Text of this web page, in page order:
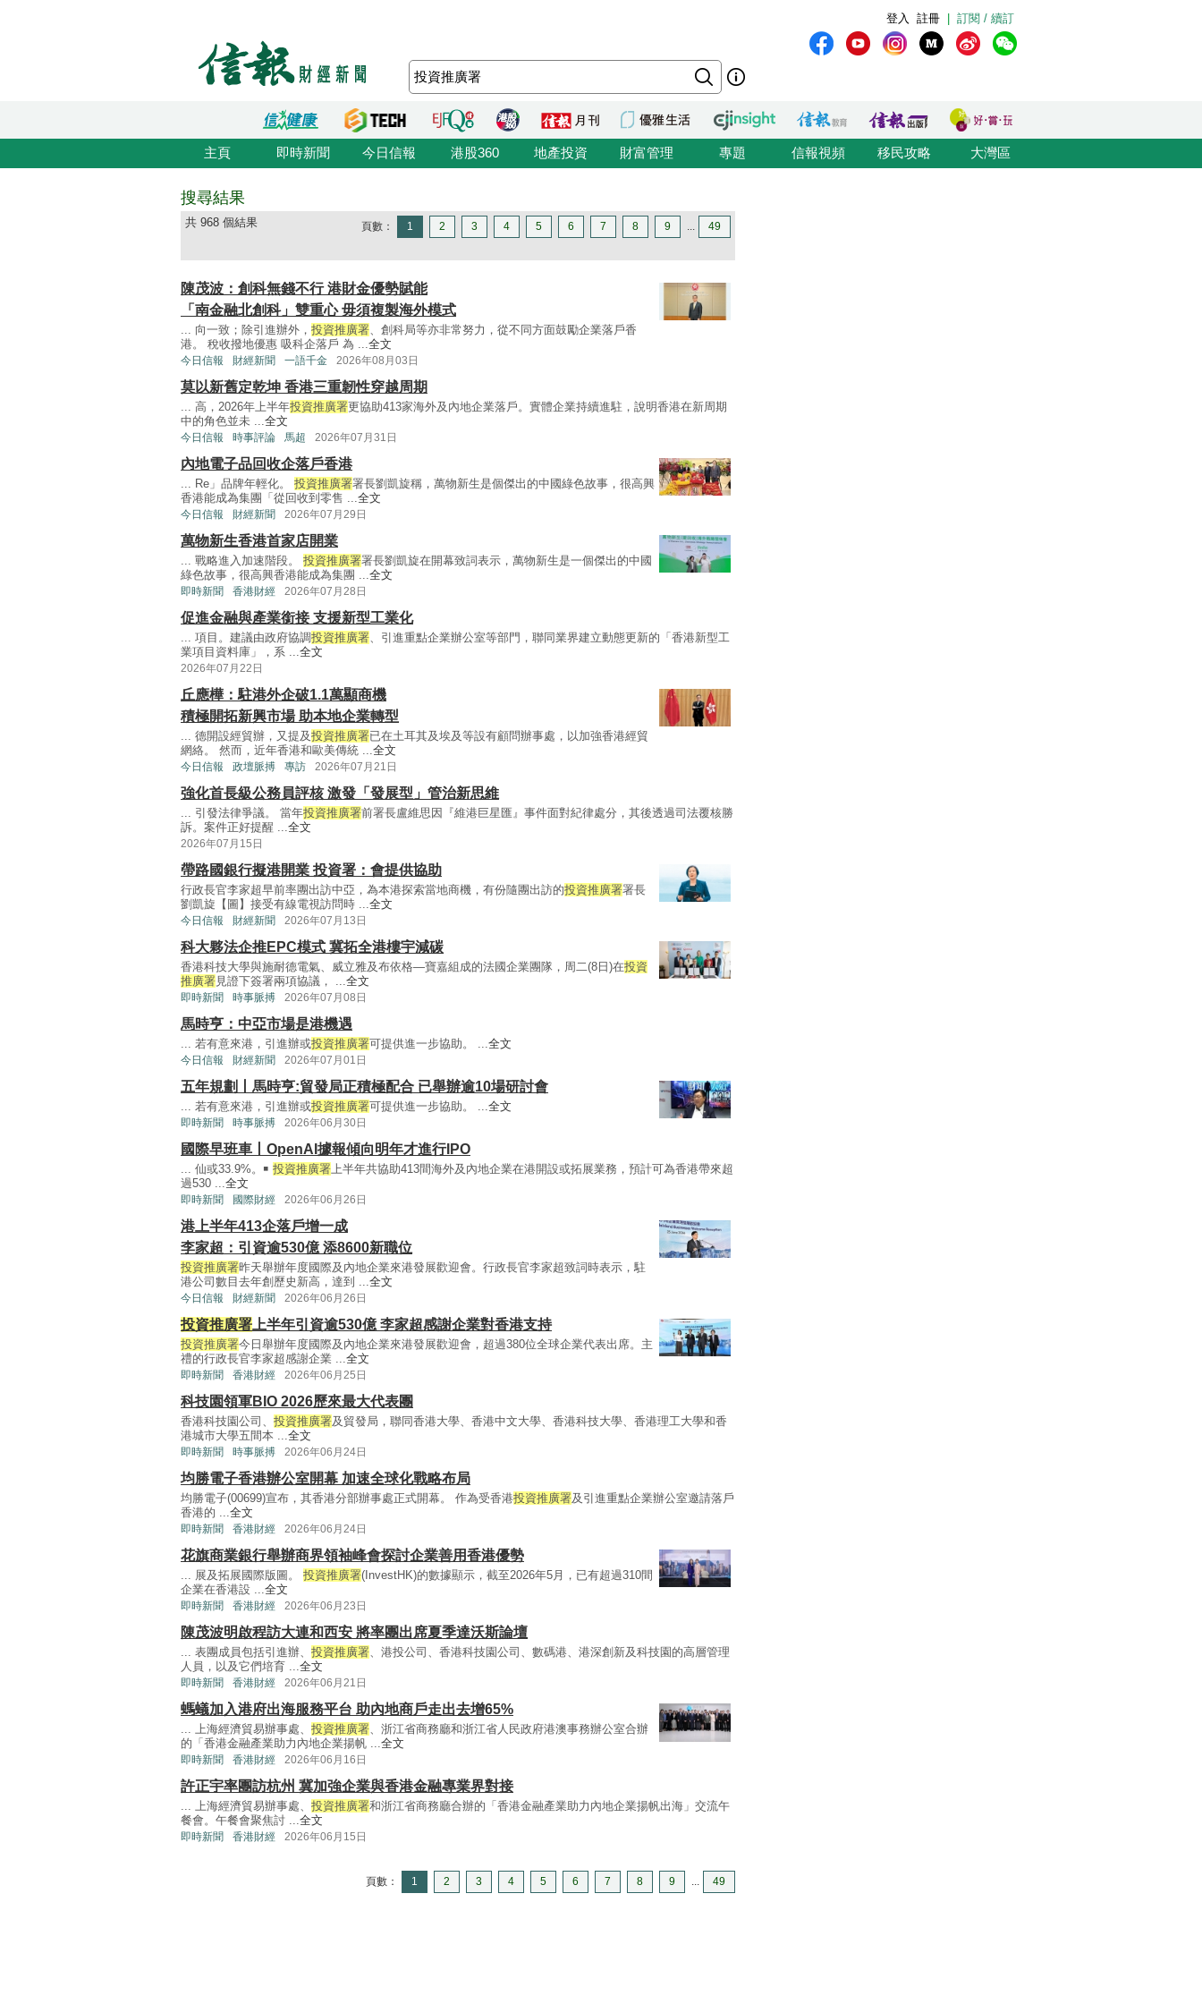
訂閱 / 續訂
註冊
登入
主頁 即時新聞 今日信報 港股360 地產投資 財富管理 專題 信報視頻 移民攻略 大灣區
搜尋結果
共 968 個結果 頁數： 1 2 3 4 5 6 7 8 9 ... 49
陳茂波：創科無錢不行 港財金優勢賦能
「南金融北創科」雙重心 毋須複製海外模式
... 向一致；除引進辦外， 投資推廣署、創科局等亦非常努力，從不同方面鼓勵企業落戶香
港。 稅收撥地優惠 吸科企落戶 為 ...全文
今日信報 財經新聞 一語千金 2026年08月03日
莫以新舊定乾坤 香港三重韌性穿越周期
... 高，2026年上半年投資推廣署更協助413家海外及內地企業落戶。實體企業持續進駐，說明香港在新周期
中的角色並未 ...全文
今日信報 時事評論 馬超 2026年07月31日
內地電子品回收企落戶香港
... Re」品牌年輕化。 投資推廣署署長劉凱旋稱，萬物新生是個傑出的中國綠色故事，很高興
香港能成為集團「從回收到零售 ...全文
今日信報 財經新聞 2026年07月29日
萬物新生香港首家店開業
... 戰略進入加速階段。 投資推廣署署長劉凱旋在開幕致詞表示，萬物新生是一個傑出的中國
綠色故事，很高興香港能成為集團 ...全文
即時新聞 香港財經 2026年07月28日
促進金融與產業銜接 支援新型工業化
... 項目。建議由政府協調投資推廣署、引進重點企業辦公室等部門，聯同業界建立動態更新的「香港新型工
業項目資料庫」，系 ...全文
2026年07月22日
丘應樺：駐港外企破1.1萬顯商機
積極開拓新興市場 助本地企業轉型
... 德開設經貿辦，又提及投資推廣署已在土耳其及埃及等設有顧問辦事處，以加強香港經貿
網絡。 然而，近年香港和歐美傳統 ...全文
今日信報 政壇脈搏 專訪 2026年07月21日
強化首長級公務員評核 激發「發展型」管治新思維
... 引發法律爭議。 當年投資推廣署前署長盧維思因『維港巨星匯』事件面對紀律處分，其後透過司法覆核勝
訴。案件正好提醒 ...全文
2026年07月15日
帶路國銀行擬港開業 投資署：會提供協助
行政長官李家超早前率團出訪中亞，為本港探索當地商機，有份隨團出訪的投資推廣署署長
劉凱旋【圖】接受有線電視訪問時 ...全文
今日信報 財經新聞 2026年07月13日
科大夥法企推EPC模式 冀拓全港樓宇減碳
香港科技大學與施耐德電氣、威立雅及布依格—寶嘉組成的法國企業團隊，周二(8日)在投資
推廣署見證下簽署兩項協議， ...全文
即時新聞 時事脈搏 2026年07月08日
馬時亨：中亞市場是港機遇
... 若有意來港，引進辦或投資推廣署可提供進一步協助。 ...全文
今日信報 財經新聞 2026年07月01日
五年規劃丨馬時亨:貿發局正積極配合 已舉辦逾10場研討會
... 若有意來港，引進辦或投資推廣署可提供進一步協助。 ...全文
即時新聞 時事脈搏 2026年06月30日
國際早班車丨OpenAI據報傾向明年才進行IPO
... 仙或33.9%。￭ 投資推廣署上半年共協助413間海外及內地企業在港開設或拓展業務，預計可為香港帶來超
過530 ...全文
即時新聞 國際財經 2026年06月26日
港上半年413企落戶增一成
李家超：引資逾530億 添8600新職位
投資推廣署昨天舉辦年度國際及內地企業來港發展歡迎會。行政長官李家超致詞時表示，駐
港公司數目去年創歷史新高，達到 ...全文
今日信報 財經新聞 2026年06月26日
投資推廣署 上半年引資逾530億 李家超感謝企業對香港支持
投資推廣署今日舉辦年度國際及內地企業來港發展歡迎會，超過380位全球企業代表出席。主
禮的行政長官李家超感謝企業 ...全文
即時新聞 香港財經 2026年06月25日
科技園領軍BIO 2026歷來最大代表團
香港科技園公司、 投資推廣署及貿發局，聯同香港大學、香港中文大學、香港科技大學、香港理工大學和香
港城市大學五間本 ...全文
即時新聞 時事脈搏 2026年06月24日
均勝電子香港辦公室開幕 加速全球化戰略布局
均勝電子(00699)宣布，其香港分部辦事處正式開幕。 作為受香港投資推廣署及引進重點企業辦公室邀請落戶
香港的 ...全文
即時新聞 香港財經 2026年06月24日
花旗商業銀行舉辦商界領袖峰會探討企業善用香港優勢
... 展及拓展國際版圖。 投資推廣署(InvestHK)的數據顯示，截至2026年5月，已有超過310間
企業在香港設 ...全文
即時新聞 香港財經 2026年06月23日
陳茂波明啟程訪大連和西安 將率團出席夏季達沃斯論壇
... 表團成員包括引進辦、 投資推廣署、港投公司、香港科技園公司、數碼港、港深創新及科技園的高層管理
人員，以及它們培育 ...全文
即時新聞 香港財經 2026年06月21日
螞蟻加入港府出海服務平台 助內地商戶走出去增65%
... 上海經濟貿易辦事處、 投資推廣署、浙江省商務廳和浙江省人民政府港澳事務辦公室合辦
的「香港金融產業助力內地企業揚帆 ...全文
即時新聞 香港財經 2026年06月16日
許正宇率團訪杭州 冀加強企業與香港金融專業界對接
... 上海經濟貿易辦事處、 投資推廣署和浙江省商務廳合辦的「香港金融產業助力內地企業揚帆出海」交流午
餐會。午餐會聚焦討 ...全文
即時新聞 香港財經 2026年06月15日
頁數： 1 2 3 4 5 6 7 8 9 ... 49